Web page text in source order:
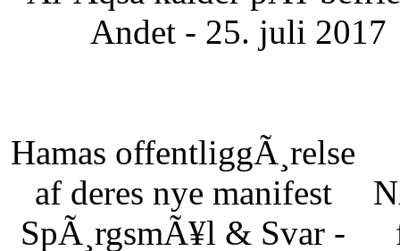
Andet - 25. juli 2017
Hamas offentliggÃ¸relse
af deres nye manifest
SpÃ¸rgsmÃ¥l & Svar -